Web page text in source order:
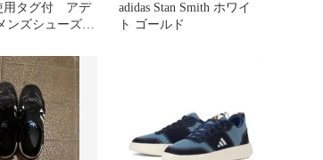
用タグ付 アデ
ンズシューズ
adidas Stan Smith ホワイ
ト ゴールド